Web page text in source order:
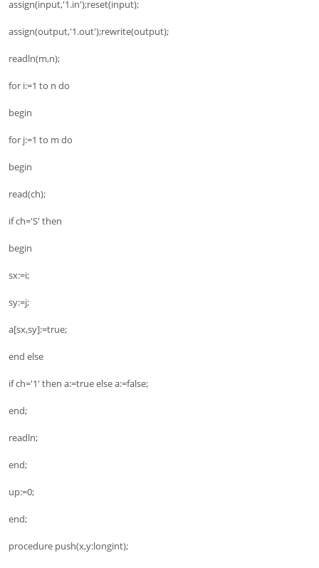
assign(input,'1.in');reset(input);
assign(output,'1.out');rewrite(output);
readln(m,n);
for i:=1 to n do
begin
for j:=1 to m do
begin
read(ch);
if ch='S' then
begin
sx:=i;
sy:=j;
a[sx,sy]:=true;
end else
if ch='1' then a:=true else a:=false;
end;
readln;
end;
up:=0;
end;
procedure push(x,y:longint);